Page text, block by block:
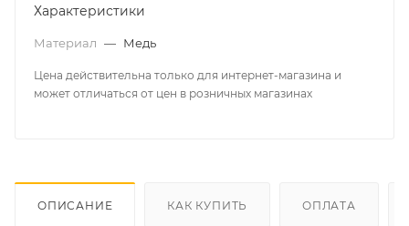
Характеристики
Материал — Медь
Цена действительна только для интернет-магазина и
может отличаться от цен в розничных магазинах
ОПИСАНИЕ КАК КУПИТЬ ОПЛАТА